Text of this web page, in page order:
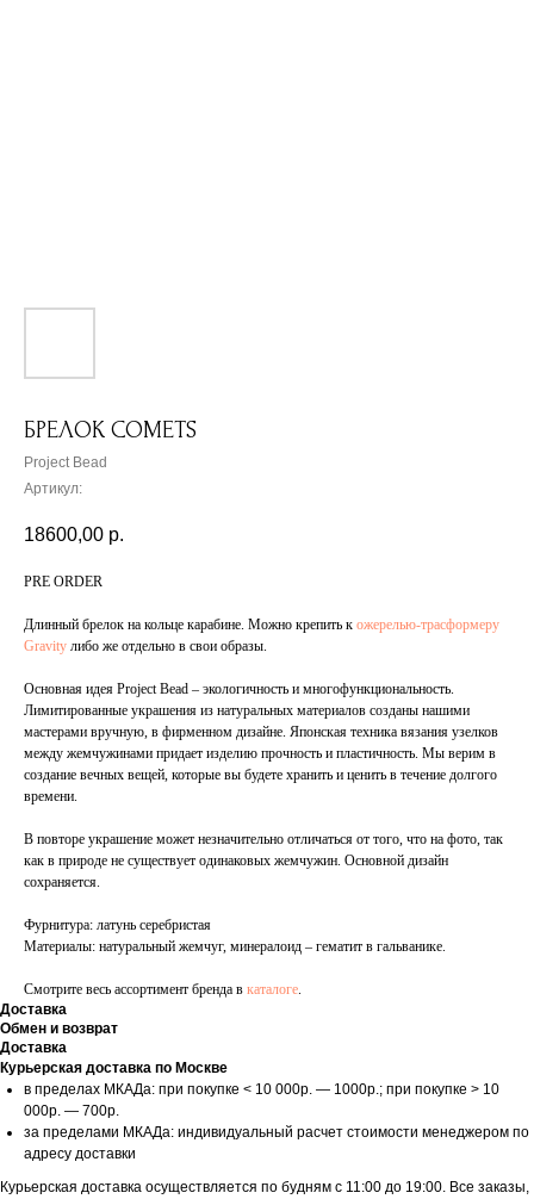
БРЕЛОК COMETS
Project Bead
Артикул:
18600,00 р.
PRE ORDER
Длинный брелок на кольце карабине. Можно крепить к ожерелью-трасформеру
Gravity либо же отдельно в свои образы.
Основная идея Project Bead – экологичность и многофункциональность.
Лимитированные украшения из натуральных материалов созданы нашими
мастерами вручную, в фирменном дизайне. Японская техника вязания узелков
между жемчужинами придает изделию прочность и пластичность. Мы верим в
создание вечных вещей, которые вы будете хранить и ценить в течение долгого
времени.
В повторе украшение может незначительно отличаться от того, что на фото, так
как в природе не существует одинаковых жемчужин. Основной дизайн
сохраняется.
Фурнитура: латунь серебристая
Материалы: натуральный жемчуг, минералоид – гематит в гальванике.
Смотрите весь ассортимент бренда в каталоге.
Доставка
Обмен и возврат
Доставка
Курьерская доставка по Москве
в пределах МКАДа: при покупке < 10 000р. — 1000р.; при покупке > 10
000р. — 700р.
за пределами МКАДа: индивидуальный расчет стоимости менеджером по
адресу доставки
Курьерская доставка осуществляется по будням с 11:00 до 19:00. Все заказы,